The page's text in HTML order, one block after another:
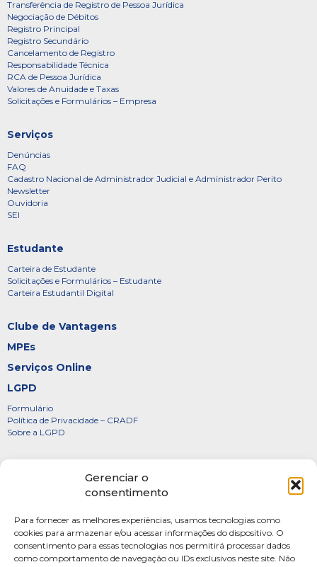
Gerenciar o
consentimento
Para fornecer as melhores experiências, usamos tecnologias como
cookies para armazenar e/ou acessar informações do dispositivo. O
consentimento para essas tecnologias nos permitirá processar dados
como comportamento de navegação ou IDs exclusivos neste site. Não
Transferência de Registro de Pessoa Jurídica
Negociação de Débitos
Registro Principal
Registro Secundário
Cancelamento de Registro
Responsabilidade Técnica
RCA de Pessoa Jurídica
Valores de Anuidade e Taxas
Solicitações e Formulários – Empresa
Serviços
Denúncias
FAQ
Cadastro Nacional de Administrador Judicial e Administrador Perito
Newsletter
Ouvidoria
SEI
Estudante
Carteira de Estudante
Solicitações e Formulários – Estudante
Carteira Estudantil Digital
Clube de Vantagens
MPEs
Serviços Online
LGPD
Formulário
Política de Privacidade – CRADF
Sobre a LGPD
Diretoria
FOTOS